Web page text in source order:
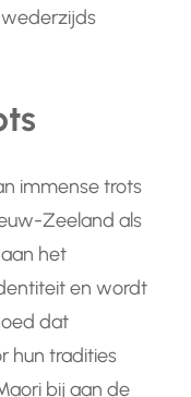
immense trots
Zeeland als
het
en wordt
dat
hun tradities
bij aan de